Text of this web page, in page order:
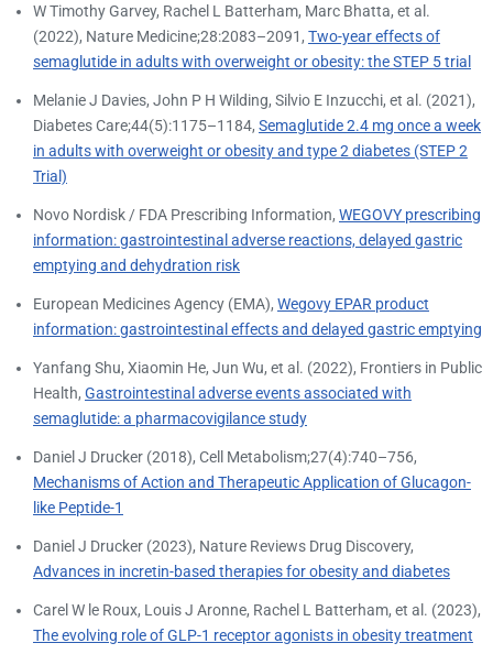
W Timothy Garvey, Rachel L Batterham, Marc Bhatta, et al.
(2022), Nature Medicine;28:2083–2091, Two-year effects of
semaglutide in adults with overweight or obesity: the STEP 5 trial
Melanie J Davies, John P H Wilding, Silvio E Inzucchi, et al. (2021),
Diabetes Care;44(5):1175–1184, Semaglutide 2.4 mg once a week
in adults with overweight or obesity and type 2 diabetes (STEP 2
Trial)
Novo Nordisk / FDA Prescribing Information, WEGOVY prescribing
information: gastrointestinal adverse reactions, delayed gastric
emptying and dehydration risk
European Medicines Agency (EMA), Wegovy EPAR product
information: gastrointestinal effects and delayed gastric emptying
Yanfang Shu, Xiaomin He, Jun Wu, et al. (2022), Frontiers in Public
Health, Gastrointestinal adverse events associated with
semaglutide: a pharmacovigilance study
Daniel J Drucker (2018), Cell Metabolism;27(4):740–756,
Mechanisms of Action and Therapeutic Application of Glucagon-
like Peptide-1
Daniel J Drucker (2023), Nature Reviews Drug Discovery,
Advances in incretin-based therapies for obesity and diabetes
Carel W le Roux, Louis J Aronne, Rachel L Batterham, et al. (2023),
The evolving role of GLP-1 receptor agonists in obesity treatment